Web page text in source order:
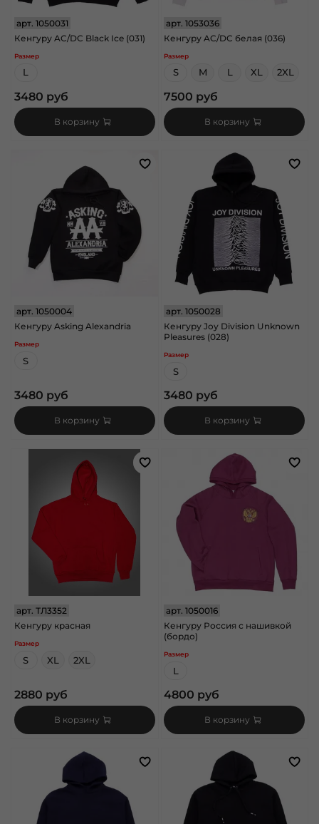
арт. 1050031
Кенгуру AC/DC Black Ice (031)
Размер
L
3480 руб
В корзину
арт.1053036
Кенгуру AC/DC белая (036)
Размер
S M L XL 2XL
7500 руб
В корзину
арт. 1050004
Кенгуру Asking Alexandria
Размер
S
3480 руб
В корзину
арт.1050028
Кенгуру Joy Division Unknown
Pleasures (028)
Размер
S
3480 руб
В корзину
арт. ТЛ3352
Кенгуру красная
Размер
S XL 2XL
2880 руб
В корзину
арт.1050016
Кенгуру Россия с нашивкой
(бордо)
Размер
L
4800 руб
В корзину